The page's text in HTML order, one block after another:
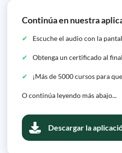
Continúa en nuestra
Escuche el audio con la
Obtenga un certificado al
¡Más de 5000 cursos para
O continúa leyendo más abajo...
Descargar la